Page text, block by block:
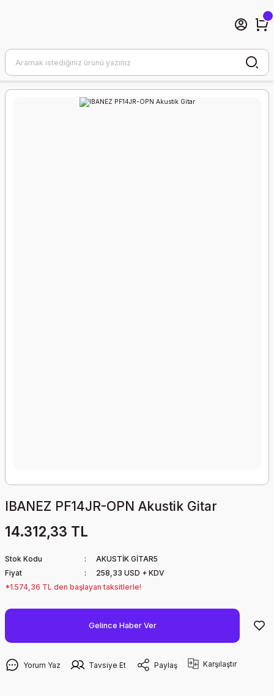
IBANEZ PF14JR-OPN Akustik Gitar
14.312,33 TL
Stok Kodu
AKUSTİK GİTAR5
Fiyat
258,33 USD + KDV
*1.574,36 TL den başlayan taksitlerle!
Gelince Haber Ver
Yorum Yaz Tavsiye Et Paylaş Karşılaştır